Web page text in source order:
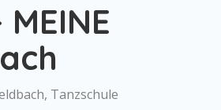
Tanzschule